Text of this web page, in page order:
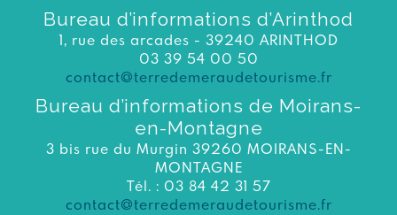
Bureau d’informations d’Arinthod
1, rue des arcades - 39240 ARINTHOD
03 39 54 00 50
contact@terredemeraudetourisme.fr
Bureau d’informations de Moirans-
en-Montagne
3 bis rue du Murgin 39260 MOIRANS-EN-
MONTAGNE
Tél. : 03 84 42 31 57
contact@terredemeraudetourisme.fr